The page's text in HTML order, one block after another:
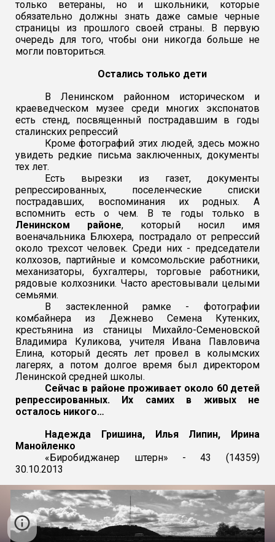
только ветераны, но и школьники, которые
обязательно должны знать даже самые черные
страницы из прошлого своей страны. В первую
очередь для того, чтобы они никогда больше не
могли повториться.
Остались только дети
В Ленинском районномисторическом и
краеведческом музее среди многих экспонатов
есть стенд, посвященный пострадавшим в годы
сталинских репрессий
Кроме фотографий этих людей, здесь можно
увидеть редкие письма заключенных, документы
тех лет.
Есть вырезки из газет, документы
репрессированных, поселенческие списки
пострадавших, воспоминания их родных. А
вспомнить есть о чем. В те годы только в
Ленинском районе, который носил имя
военачальника Блюхера, пострадало от репрессий
около трехсот человек. Среди них - председатели
колхозов, партийные и комсомольские работники,
механизаторы, бухгалтеры, торговые работники,
рядовые колхозники. Часто арестовывали целыми
семьями.
В застекленной рамке - фотографии
комбайнера из Дежнево Семена Кутенких,
крестьянина из станицы Михайло-Семеновской
Владимира Куликова, учителя Ивана Павловича
Елина, который десять лет провел в колымских
лагерях, а потом долгое время был директором
Ленинской средней школы.
Сейчас в районе проживает около 60 детей
репрессированных. Их самих в живых не
осталось никого…
Надежда Гришина, Илья Липин, Ирина
Манойленко
«Биробиджанер штерн» - 43 (14359)
30.10.2013